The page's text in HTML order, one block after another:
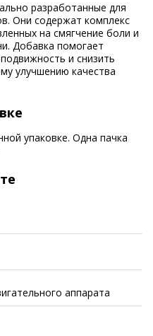
разработанные для
Они содержат комплекс
на смягчение боли и
Добавка помогает
и снизить
улучшению качества
упаковке. Одна пачка
аппарата